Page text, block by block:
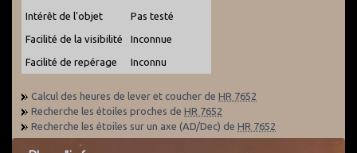
Intérêt de l'objet Pas testé
Facilité de la visibilité Inconnue
Facilité de repérage Inconnu
Calcul des heures de lever et coucher de HR 7652
Recherche les étoiles proches de HR 7652
Recherche les étoiles sur un axe (AD/Dec) de HR 7652